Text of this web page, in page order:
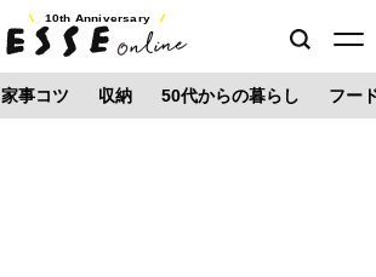
10th Anniversary
家事コツ 収納 50代からの暮らし フー